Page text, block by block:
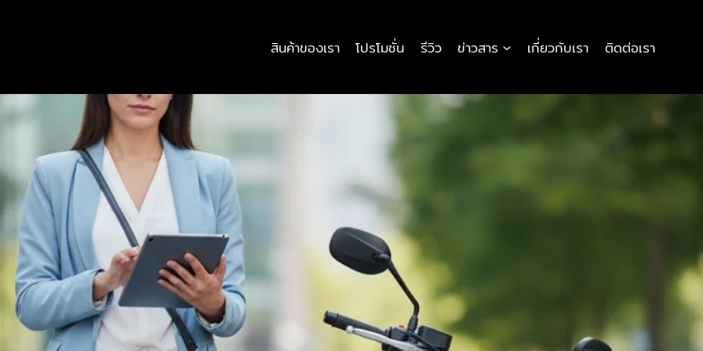
สินค้าของเรา โปรโมชั่น รีวิว ข่าวสาร เกี่ยวกับเรา ติดต่อเรา